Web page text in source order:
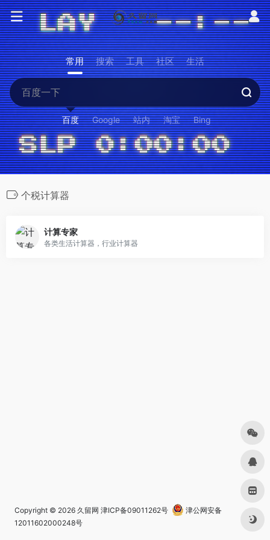
常用 搜索 工具 社区 生活
百度 Google 站内 淘宝 Bing
个税计算器
计算专家
各类生活计算器，行业计算器
Copyright © 2026 久留网 津ICP备09011262号
津公网安备
12011602000248号